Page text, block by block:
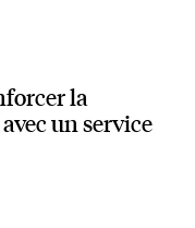
la
un service